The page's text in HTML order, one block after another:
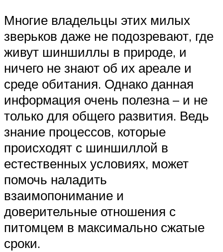
Многие владельцы этих милых
зверьков даже не подозревают, где
живут шиншиллы в природе, и
ничего не знают об их ареале и
среде обитания. Однако данная
информация очень полезна – и не
только для общего развития. Ведь
знание процессов, которые
происходят с шиншиллой в
естественных условиях, может
помочь наладить
взаимопонимание и
доверительные отношения с
питомцем в максимально сжатые
сроки.